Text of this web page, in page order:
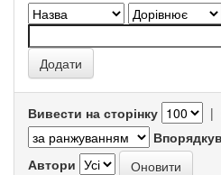
Вивести на сторінку |
Автори